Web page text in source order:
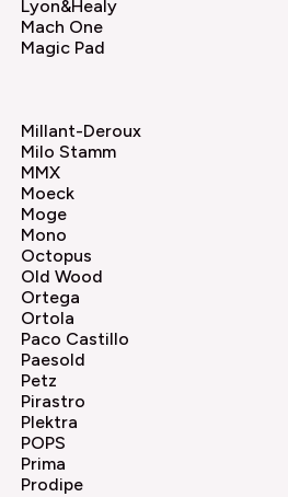
Lyon&Healy
Mach One
Magic Pad
Millant-Deroux
Milo Stamm
MMX
Moeck
Moge
Mono
Octopus
Old Wood
Ortega
Ortola
Paco Castillo
Paesold
Petz
Pirastro
Plektra
POPS
Prima
Prodipe